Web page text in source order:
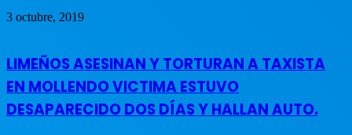
3 octubre, 2019
LIMEÑOS ASESINAN Y TORTURAN A TAXISTA
EN MOLLENDO VICTIMA ESTUVO
DESAPARECIDO DOS DÍAS Y HALLAN AUTO.